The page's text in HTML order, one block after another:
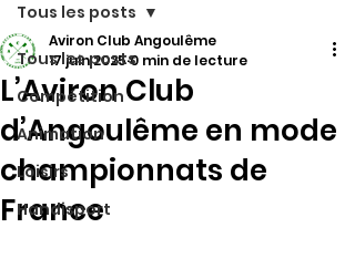
Tous les posts
Compétition
Animation
Loisirs
Handisport
Tous les posts
L’Aviron Club
d’Angoulême en mode
championnats de
France
Aviron Club Angoulême
17 juin 20250 min de lecture